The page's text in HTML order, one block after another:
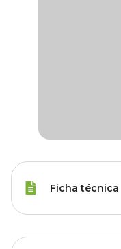
Ficha técnica